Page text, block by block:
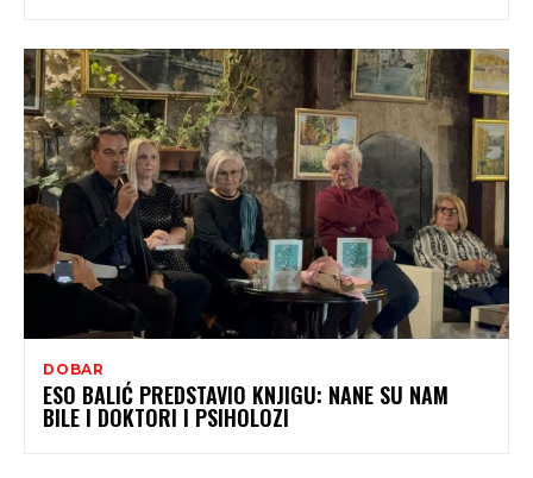
DOBAR
ESO BALIĆ PREDSTAVIO KNJIGU: NANE SU NAM
BILE I DOKTORI I PSIHOLOZI